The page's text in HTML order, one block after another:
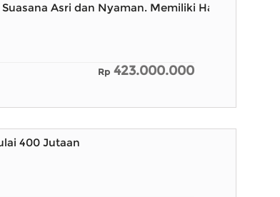
Asri dan Nyaman. Memiliki Halaman Depan
Rp 423.000.000
400 Jutaan